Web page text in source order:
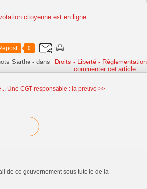
0
Sarthe - dans
Droits - Liberté - Règlementation
commenter cet article
Une CGT responsable : la preuve >>
de ce gouvernement sous tutelle de la